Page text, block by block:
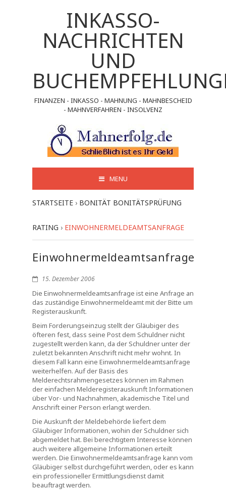
INKASSO-
NACHRICHTEN
UND
FINANZEN - INKASSO - MAHNUNG - MAHNBESCHEID
- MAHNVERFAHREN - INSOLVENZ
MENU
STARTSEITE › BONITÄT BONITÄTSPRÜFUNG
RATING › EINWOHNERMELDEAMTSANFRAGE
Einwohnermeldeamtsanfrage
15. Dezember 2006
Die Einwohnermeldeamtsanfrage ist eine Anfrage an
das zuständige Einwohnermeldeamt mit der Bitte um
Registerauskunft.
Beim Forderungseinzug stellt der Gläubiger des
öfteren fest, dass seine Post dem Schuldner nicht
zugestellt werden kann, da der Schuldner unter der
zuletzt bekannten Anschrift nicht mehr wohnt. In
diesem Fall kann eine Einwohnermeldeamtsanfrage
weiterhelfen. Auf der Basis des
Melderechtsrahmengesetzes können im Rahmen
der einfachen Melderegisterauskunft Informationen
über Vor- und Nachnahmen, akademische Titel und
Anschrift einer Person erlangt werden.
Die Auskunft der Meldebehörde liefert dem
Gläubiger Informationen, wohin der Schuldner sich
abgemeldet hat. Bei berechtigtem Interesse können
auch weitere allgemeine Informationen erteilt
werden. Die Einwohnermeldeamtsanfrage kann vom
Gläubiger selbst durchgeführt werden, oder es kann
ein professioneller Ermittlungsdienst damit
beauftragt werden.